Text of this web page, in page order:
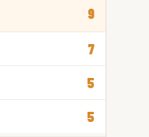
9
7
5
5